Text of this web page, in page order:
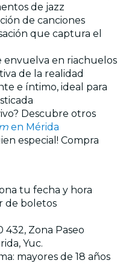
de jazz
de canciones
que captura el
envuelva en riachuelos
de la realidad
e íntimo, ideal para
Descubre otros
en Mérida
especial! Compra
tu fecha y hora
de boletos
432, Zona Paseo
Yuc.
mayores de 18 años